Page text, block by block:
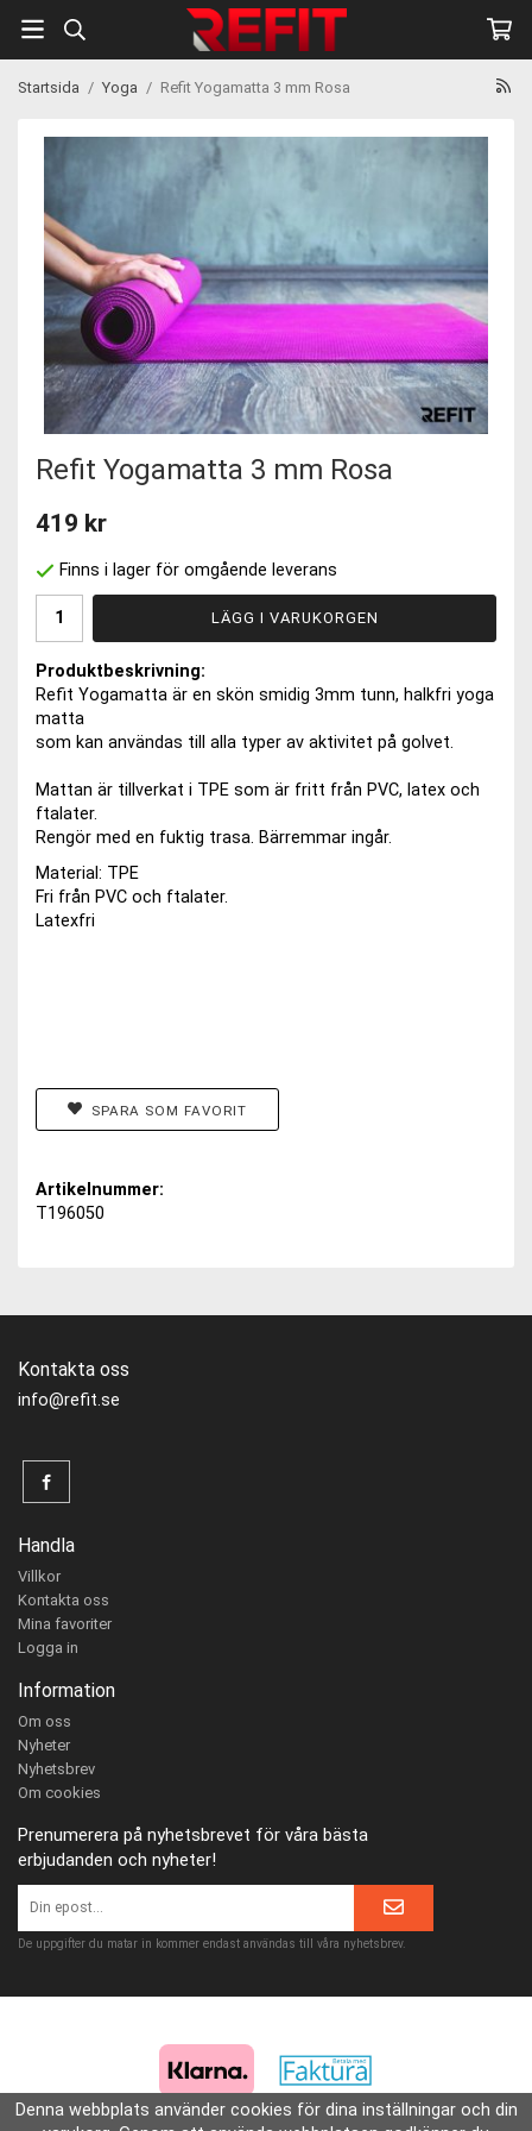
Startsida / Yoga / Refit Yogamatta 3 mm Rosa
Refit Yogamatta 3 mm Rosa
419 kr
Finns i lager för omgående leverans
LÄGG I VARUKORGEN
Produktbeskrivning:
Refit Yogamatta är en skön smidig 3mm tunn, halkfri yoga
matta
som kan användas till alla typer av aktivitet på golvet.
Mattan är tillverkat i TPE som är fritt från PVC, latex och
ftalater.
Rengör med en fuktig trasa. Bärremmar ingår.
Material: TPE
Fri från PVC och ftalater.
Latexfri
SPARA SOM FAVORIT
Artikelnummer:
T196050
Kontakta oss
info@refit.se
Handla
Villkor
Kontakta oss
Mina favoriter
Logga in
Information
Om oss
Nyheter
Nyhetsbrev
Om cookies
Prenumerera på nyhetsbrevet för våra bästa
erbjudanden och nyheter!
De uppgifter du matar in kommer endast användas till våra nyhetsbrev.
Denna webbplats använder cookies för dina inställningar och din